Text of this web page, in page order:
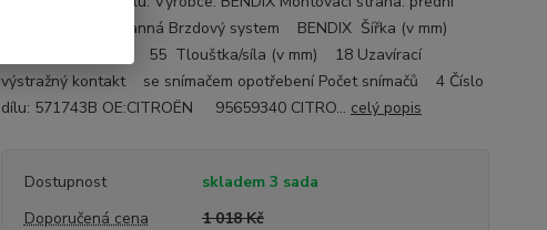
náprava - oboustranná Brzdový system BENDIX Šířka (v mm)
105 Výška (v mm) 55 Tlouštka/síla (v mm) 18 Uzavírací
výstražný kontakt se snímačem opotřebení Počet snímačů 4 Číslo
dílu: 571743B OE:CITROËN 95659340 CITRO... celý popis
Dostupnost
skladem 3 sada
Doporučená cena
1 018 Kč